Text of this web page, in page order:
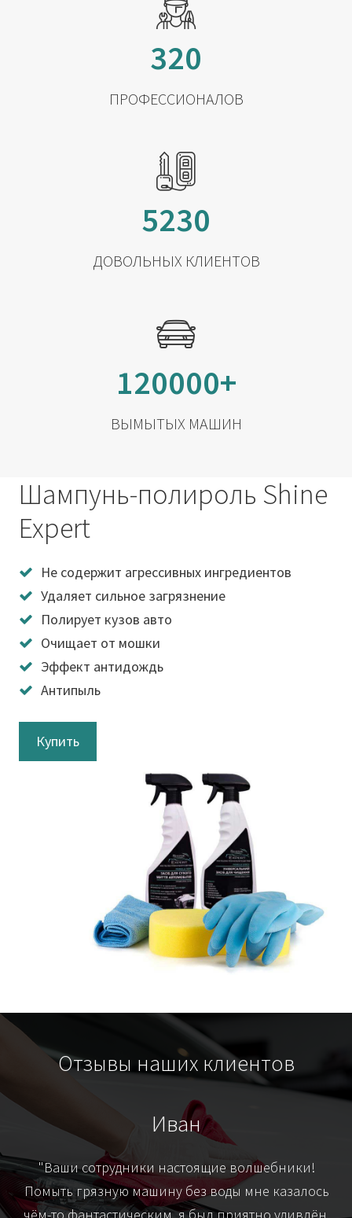
320
ПРОФЕССИОНАЛОВ
5230
ДОВОЛЬНЫХ КЛИЕНТОВ
120000+
ВЫМЫТЫХ МАШИН
Шампунь-полироль Shine
Expert
Не содержит агрессивных ингредиентов
Удаляет сильное загрязнение
Полирует кузов авто
Очищает от мошки
Эффект антидождь
Антипыль
Купить
Отзывы наших клиентов
Иван
"Ваши сотрудники настоящие волшебники!
Помыть грязную машину без воды мне казалось
чём-то фантастическим, я был приятно удивлён,